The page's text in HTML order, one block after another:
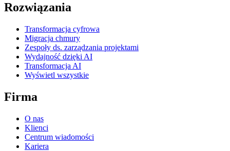
Rozwiązania
Transformacja cyfrowa
Migracja chmury
Zespoły ds. zarządzania projektami
Wydajność dzięki AI
Transformacja AI
Wyświetl wszystkie
Firma
O nas
Klienci
Centrum wiadomości
Kariera